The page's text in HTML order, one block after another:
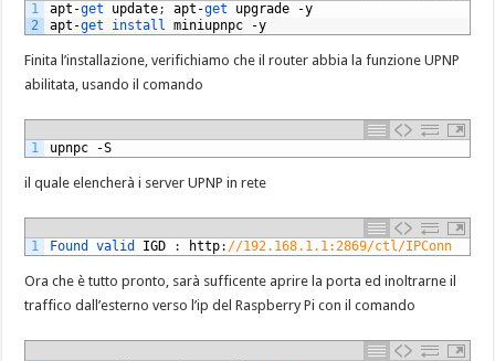
1
2
apt -get update; apt -get upgrade -y
apt -get install miniupnpc -y
Finita l’installazione, verifichiamo che il router abbia la funzione UPNP
abilitata, usando il comando
1 upnpc -S
il quale elencherà i server UPNP in rete
1 Found valid IGD : http: //192.168.1.1:2869/ctl/IPConn
Ora che è tutto pronto, sarà sufficente aprire la porta ed inoltrarne il
traffico dall’esterno verso l’ip del Raspberry Pi con il comando